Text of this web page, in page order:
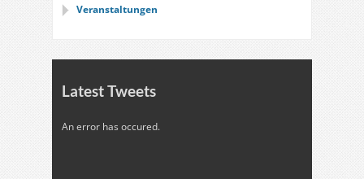
Veranstaltungen
Latest Tweets
An error has occured.